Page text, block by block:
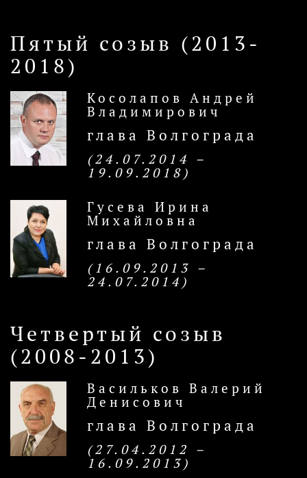
Пятый созыв (2013-
2018)
Косолапов Андрей
Владимирович
глава Волгограда
(24.07.2014 –
19.09.2018)
Гусева Ирина
Михайловна
глава Волгограда
(16.09.2013 –
24.07.2014)
Четвертый созыв
(2008-2013)
Васильков Валерий
Денисович
глава Волгограда
(27.04.2012 –
16.09.2013)